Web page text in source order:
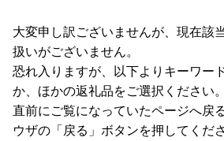
大変申し訳ございませんが、現在該
扱いがございません。
恐れ入りますが、以下よりキーワー
か、ほかの返礼品をご選択ください。
直前にご覧になっていたページへ戻
ウザの「戻る」ボタンを押してくださ